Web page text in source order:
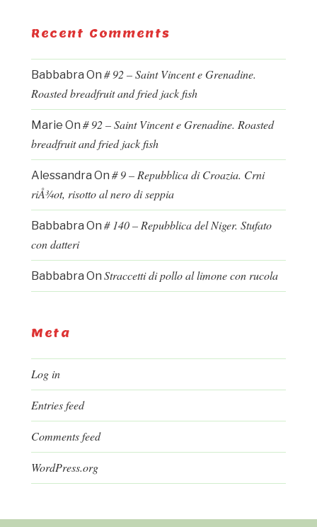
Recent Comments
Babbabra On # 92 – Saint Vincent e Grenadine.
Roasted breadfruit and fried jack fish
Marie On # 92 – Saint Vincent e Grenadine. Roasted
breadfruit and fried jack fish
Alessandra On # 9 – Repubblica di Croazia. Crni
riÅ¾ot, risotto al nero di seppia
Babbabra On # 140 – Repubblica del Niger. Stufato
con datteri
Babbabra On Straccetti di pollo al limone con rucola
Meta
Log in
Entries feed
Comments feed
WordPress.org